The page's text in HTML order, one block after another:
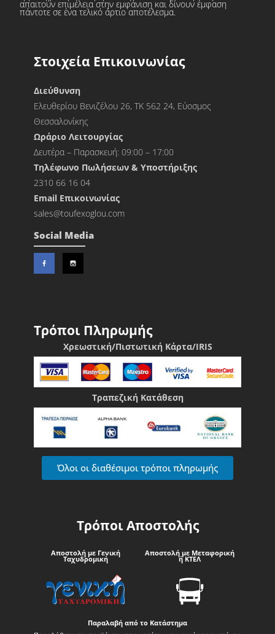
απαιτούν επιμέλεια στην εμφάνιση και δίνουν έμφαση
πάντοτε σε ένα τελικό άρτιο αποτέλεσμα.
Στοιχεία Επικοινωνίας
Διεύθυνση
Ελευθερίου Βενιζέλου 26, ΤΚ 562 24, Εύοσμος
Θεσσαλονίκης
Ωράριο Λειτουργίας
Δευτέρα – Παρασκευή: 09:00 – 17:00
Τηλέφωνο Πωλήσεων & Υποστήριξης
2310 66 16 04
Εmail Επικοινωνίας
sales@toufexoglou.com
Social Media
Τρόποι Πληρωμής
Χρεωστική/Πιστωτική Κάρτα/IRIS
Τραπεζική Κατάθεση
Όλοι οι διαθέσιμοι τρόποι πληρωμής
Τρόποι Αποστολής
Αποστολή με Γενική
Ταχυδρομική
Αποστολή με Μεταφορική
ή ΚΤΕΛ
Παραλαβή από το Κατάστημα